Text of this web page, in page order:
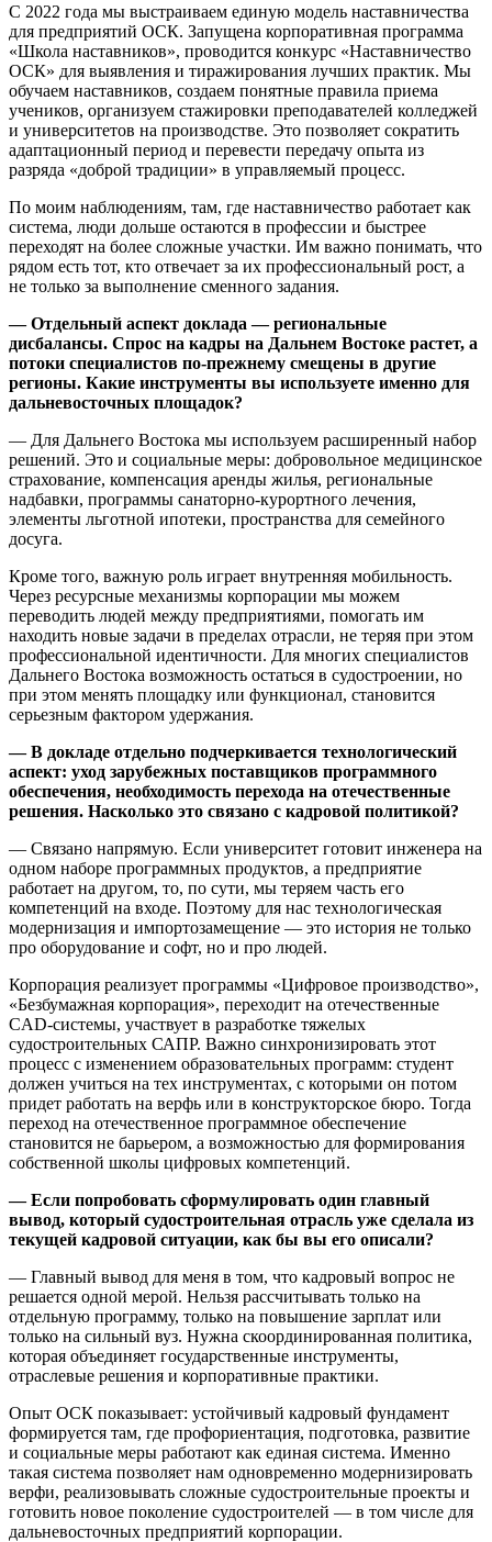
С 2022 года мы выстраиваем единую модель наставничества
для предприятий ОСК. Запущена корпоративная программа
«Школа наставников», проводится конкурс «Наставничество
ОСК» для выявления и тиражирования лучших практик. Мы
обучаем наставников, создаем понятные правила приема
учеников, организуем стажировки преподавателей колледжей
и университетов на производстве. Это позволяет сократить
адаптационный период и перевести передачу опыта из
разряда «доброй традиции» в управляемый процесс.
По моим наблюдениям, там, где наставничество работает как
система, люди дольше остаются в профессии и быстрее
переходят на более сложные участки. Им важно понимать, что
рядом есть тот, кто отвечает за их профессиональный рост, а
не только за выполнение сменного задания.
— Отдельный аспект доклада — региональные
дисбалансы. Спрос на кадры на Дальнем Востоке растет, а
потоки специалистов по‑прежнему смещены в другие
регионы. Какие инструменты вы используете именно для
дальневосточных площадок?
— Для Дальнего Востока мы используем расширенный набор
решений. Это и социальные меры: добровольное медицинское
страхование, компенсация аренды жилья, региональные
надбавки, программы санаторно‑курортного лечения,
элементы льготной ипотеки, пространства для семейного
досуга.
Кроме того, важную роль играет внутренняя мобильность.
Через ресурсные механизмы корпорации мы можем
переводить людей между предприятиями, помогать им
находить новые задачи в пределах отрасли, не теряя при этом
профессиональной идентичности. Для многих специалистов
Дальнего Востока возможность остаться в судостроении, но
при этом менять площадку или функционал, становится
серьезным фактором удержания.
— В докладе отдельно подчеркивается технологический
аспект: уход зарубежных поставщиков программного
обеспечения, необходимость перехода на отечественные
решения. Насколько это связано с кадровой политикой?
— Связано напрямую. Если университет готовит инженера на
одном наборе программных продуктов, а предприятие
работает на другом, то, по сути, мы теряем часть его
компетенций на входе. Поэтому для нас технологическая
модернизация и импортозамещение — это история не только
про оборудование и софт, но и про людей.
Корпорация реализует программы «Цифровое производство»,
«Безбумажная корпорация», переходит на отечественные
CAD‑системы, участвует в разработке тяжелых
судостроительных САПР. Важно синхронизировать этот
процесс с изменением образовательных программ: студент
должен учиться на тех инструментах, с которыми он потом
придет работать на верфь или в конструкторское бюро. Тогда
переход на отечественное программное обеспечение
становится не барьером, а возможностью для формирования
собственной школы цифровых компетенций.
— Если попробовать сформулировать один главный
вывод, который судостроительная отрасль уже сделала из
текущей кадровой ситуации, как бы вы его описали?
— Главный вывод для меня в том, что кадровый вопрос не
решается одной мерой. Нельзя рассчитывать только на
отдельную программу, только на повышение зарплат или
только на сильный вуз. Нужна скоординированная политика,
которая объединяет государственные инструменты,
отраслевые решения и корпоративные практики.
Опыт ОСК показывает: устойчивый кадровый фундамент
формируется там, где профориентация, подготовка, развитие
и социальные меры работают как единая система. Именно
такая система позволяет нам одновременно модернизировать
верфи, реализовывать сложные судостроительные проекты и
готовить новое поколение судостроителей — в том числе для
дальневосточных предприятий корпорации.